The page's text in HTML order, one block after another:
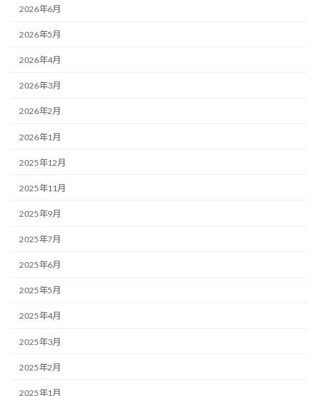
2026年6月
2026年5月
2026年4月
2026年3月
2026年2月
2026年1月
2025年12月
2025年11月
2025年9月
2025年7月
2025年6月
2025年5月
2025年4月
2025年3月
2025年2月
2025年1月